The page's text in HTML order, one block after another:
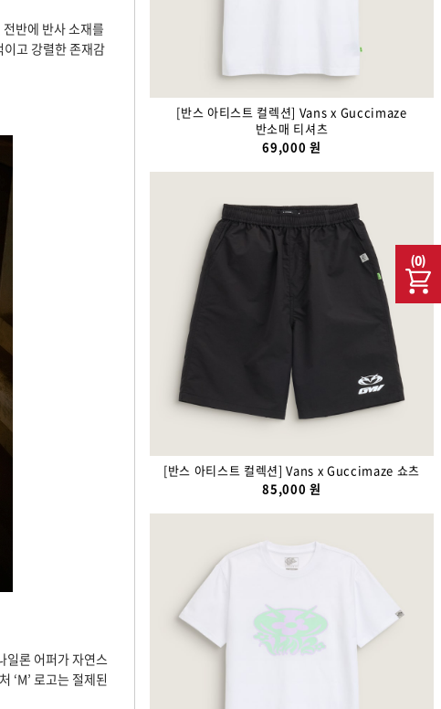
(0)
반에 반사 소재를
고 강렬한 존재감
론 어퍼가 자연스
‘M’ 로고는 절제된
[반스 아티스트 컬렉션] Vans x Guccimaze
반소매 티셔츠
69,000 원
[반스 아티스트 컬렉션] Vans x Guccimaze 쇼츠
85,000 원